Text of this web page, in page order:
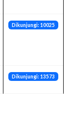
Dikunjungi: 10025
Dikunjungi: 13573